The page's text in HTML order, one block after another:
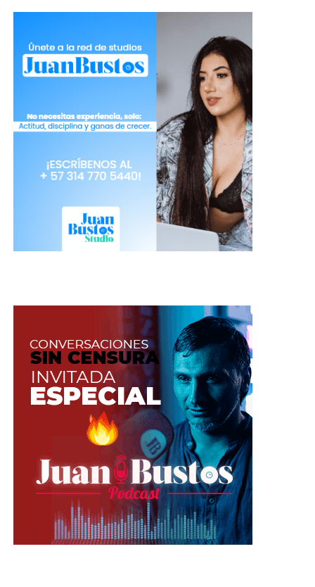
Reels: Generando interacción y alcance
La función de Reels en Instagram ha demostrado
ser una verdadera joya para la generación de
interacción con los usuarios y para llegar a nuevos
Aprovecha esta herramienta para crear clips cortos
Los Reels pueden volverse virales y llegar a un
público mucho más amplio, lo que te brinda la
oportunidad de atraer seguidores y usuarios
potenciales.